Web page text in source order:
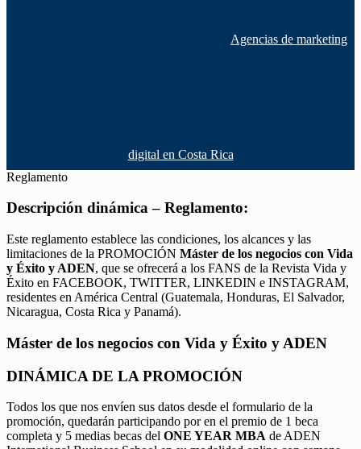
Agencias de marketing
digital en Costa Rica
Reglamento
Descripción dinámica – Reglamento:
Este reglamento establece las condiciones, los alcances y las
limitaciones de la PROMOCIÓN Máster de los negocios con Vida
y Éxito y ADEN, que se ofrecerá a los FANS de la Revista Vida y
Éxito en FACEBOOK, TWITTER, LINKEDIN e INSTAGRAM,
residentes en América Central (Guatemala, Honduras, El Salvador,
Nicaragua, Costa Rica y Panamá).
Máster de los negocios con Vida y Éxito y ADEN
DINÁMICA DE LA PROMOCIÓN
Todos los que nos envíen sus datos desde el formulario de la
promoción, quedarán participando por en el premio de 1 beca
completa y 5 medias becas del ONE YEAR MBA de ADEN